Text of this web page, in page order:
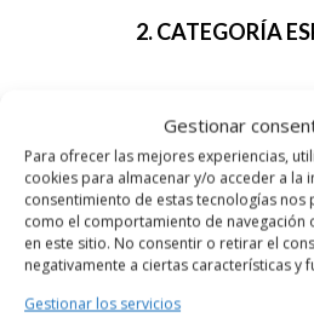
Gestionar
Para ofrecer las mejores experiencias,
cookies para almacenar y/o acceder a la
consentimiento de estas tecnologías
como el comportamiento de navegación
en este sitio. No consentir o retirar el
negativamente a ciertas características y
Gestionar los servicios
2. CATEGORÍA
En este caso, los
comprobarsi la
a un Escenario
autoridad competente
necesitarán una